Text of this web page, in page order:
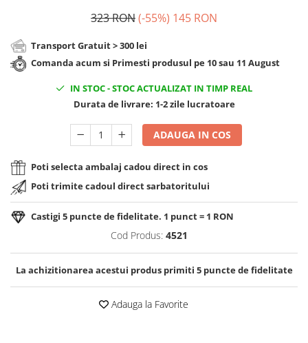
Cadouri pentru Sefi
Cel ce are tot
Cadouri Nunta si Cununie civila
323 RON(-55%) 145 RON
Transport Gratuit > 300 lei
Comanda acum si Primesti produsul pe 10 sau 11 August
IN STOC-STOC ACTUALIZAT IN TIMP REAL
Durata de livrare: 1-2 zile lucratoare
ADAUGA IN COS
Poti selecta ambalaj cadou direct in cos
Poti trimite cadoul direct sarbatoritului
Castigi 5 puncte de fidelitate. 1 punct = 1 RON
Cod Produs: 4521
La achizitionarea acestui produs primiti 5puncte de fidelitate
Adauga la Favorite